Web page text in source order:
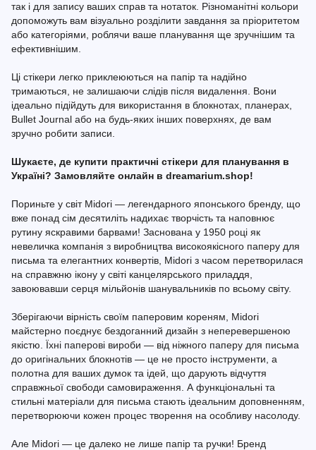
так і для запису ваших справ та нотаток. Різноманітні кольори
допоможуть вам візуально розділити завдання за пріоритетом
або категоріями, роблячи ваше планування ще зручнішим та
ефективнішим.
Ці стікери легко приклеюються на папір та надійно
тримаються, не залишаючи слідів після видалення. Вони
ідеально підійдуть для використання в блокнотах, планерах,
Bullet Journal або на будь-яких інших поверхнях, де вам
зручно робити записи.
Шукаєте, де купити практичні стікери для планування в
Україні? Замовляйте онлайн в dreamarium.shop!
Пориньте у світ Midori — легендарного японського бренду, що
вже понад сім десятиліть надихає творчість та наповнює
рутину яскравими барвами! Заснована у 1950 році як
невеличка компанія з виробництва високоякісного паперу для
письма та елегантних конвертів, Midori з часом перетворилася
на справжню ікону у світі канцелярського приладдя,
завоювавши серця мільйонів шанувальників по всьому світу.
Зберігаючи вірність своїм паперовим кореням, Midori
майстерно поєднує бездоганний дизайн з неперевершеною
якістю. Їхні паперові вироби — від ніжного паперу для письма
до оригінальних блокнотів — це не просто інструменти, а
полотна для ваших думок та ідей, що дарують відчуття
справжньої свободи самовираження. А функціональні та
стильні матеріали для письма стають ідеальним доповненням,
перетворюючи кожен процес творення на особливу насолоду.
Але Midori — це далеко не лише папір та ручки! Бренд